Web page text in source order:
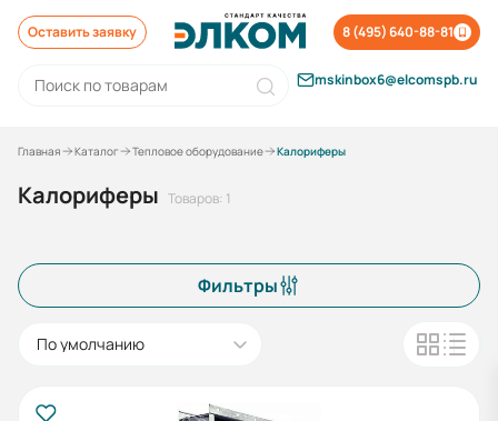
Оставить заявку 8 (495) 640-88-81
mskinbox6@elcomspb.ru
Главная Каталог Тепловое оборудование Калориферы
Калориферы Товаров: 1
Фильтры
По умолчанию